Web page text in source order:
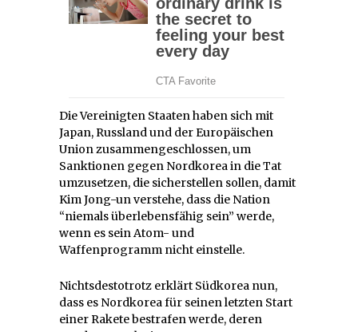
Die Vereinigten Staaten haben sich mit
Japan, Russland und der Europäischen
Union zusammengeschlossen, um
Sanktionen gegen Nordkorea in die Tat
umzusetzen, die sicherstellen sollen, damit
Kim Jong-un verstehe, dass die Nation
“niemals überlebensfähig sein” werde,
wenn es sein Atom- und
Waffenprogramm nicht einstelle.
Nichtsdestotrotz erklärt Südkorea nun,
dass es Nordkorea für seinen letzten Start
einer Rakete bestrafen werde, deren